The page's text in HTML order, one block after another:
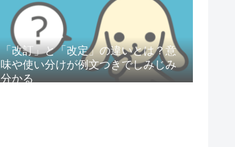
「改訂」と「改定」の違いとは？意
味や使い分けが例文つきでしみじみ
分かる